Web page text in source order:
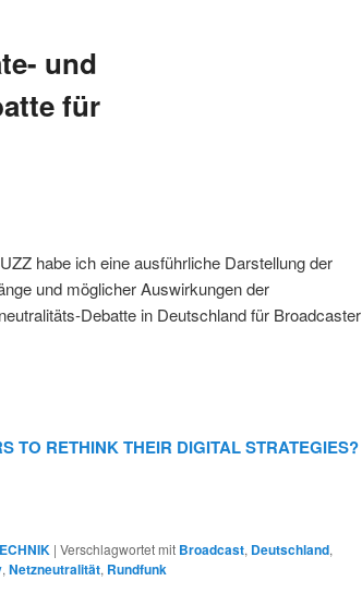
und
für
habe ich eine ausführliche Darstellung der
und möglicher Auswirkungen der
Debatte in Deutschland für Broadcaster
TO RETHINK THEIR DIGITAL STRATEGIES?
| Verschlagwortet mit Broadcast, Deutschland,
, Netzneutralität, Rundfunk